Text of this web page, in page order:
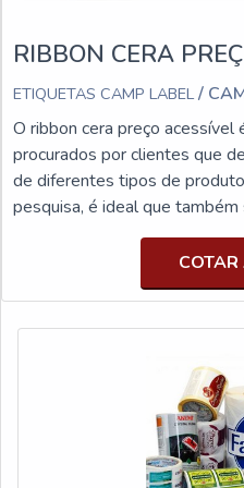
RIBBON CERA
ETIQUETAS CAMP LABEL /
O ribbon cera preço acessível
procurados por clientes que
de diferentes tipos de
pesquisa, é ideal que
que é essa a variável que
curtos, médios e longos
DETALHADAS SOBRE O
informações que requerem
cera é uma fita de poliéster
térmicas, sendo ideais para
grandes tiragens. Devido a
pessoas pensam que o
aquisição, mas na prática isso